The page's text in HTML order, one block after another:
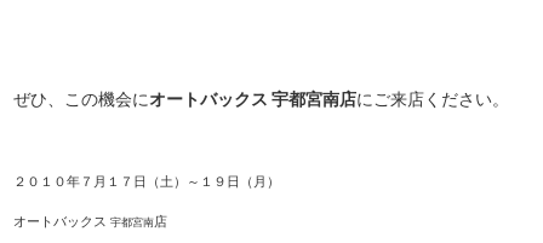
ぜひ、この機会にオートバックス 宇都宮南店にご来店ください。
２０１０年７月１７日（土）～１９日（月）
オートバックス宇都宮南店